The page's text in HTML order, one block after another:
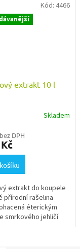
extrakt 10 l
Skladem
DPH
extrakt do koupele
přírodní rašelina
éterickým
smrkového jehličí
Kód: 4466